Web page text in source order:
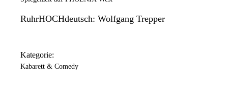
RuhrHOCHdeutsch: Wolfgang Trepper
Kategorie:
Kabarett & Comedy